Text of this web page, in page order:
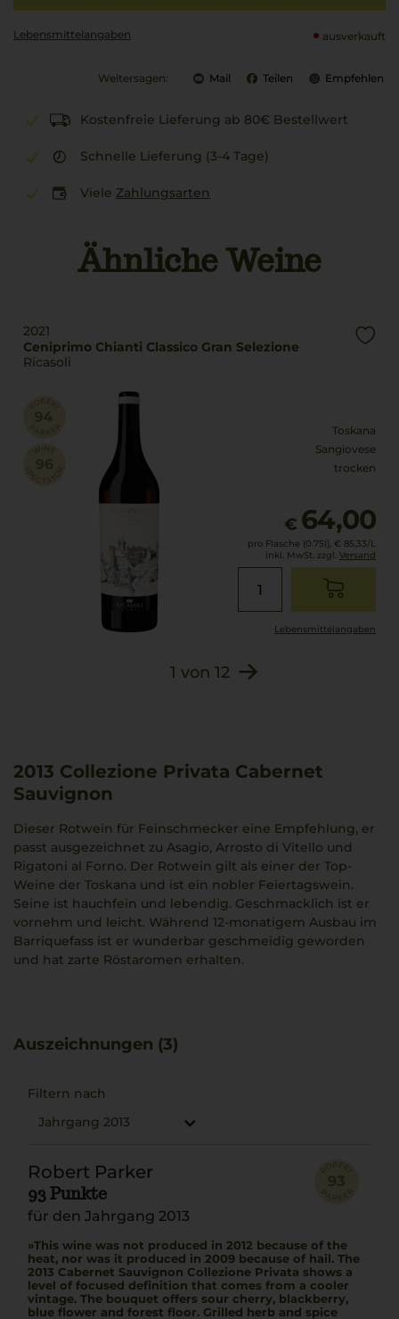
Lebensmittel­angaben ausverkauft
Weitersagen: Mail Teilen Empfehlen
Kostenfreie Lieferung ab 80€ Bestellwert
Schnelle Lieferung (3-4 Tage)
Viele Zahlungsarten
Ähnliche Weine
2021
Ceniprimo Chianti Classico Gran Selezione
Ricasoli
Toskana
Sangiovese
trocken
€ 64,00
pro Flasche (0.75l), € 85,33/L
inkl. MwSt. zzgl. Versand
Lebensmittel­angaben
1 von 12
2013 Collezione Privata Cabernet
Sauvignon
Dieser Rotwein für Feinschmecker eine Empfehlung, er
passt ausgezeichnet zu Asagio, Arrosto di Vitello und
Rigatoni al Forno. Der Rotwein gilt als einer der Top-
Weine der Toskana und ist ein nobler Feiertagswein.
Seine ist hauchfein und lebendig. Geschmacklich ist er
vornehm und leicht. Während 12-monatigem Ausbau im
Barriquefass ist er wunderbar geschmeidig geworden
und hat zarte Röstaromen erhalten.
Auszeichnungen (3)
Filtern nach
Jahrgang 2013
Robert Parker
93 Punkte
für den Jahrgang 2013
This wine was not produced in 2012 because of the
heat, nor was it produced in 2009 because of hail. The
2013 Cabernet Sauvignon Collezione Privata shows a
level of focused definition that comes from a cooler
vintage. The bouquet offers sour cherry, blackberry,
blue flower and forest floor. Grilled herb and spice